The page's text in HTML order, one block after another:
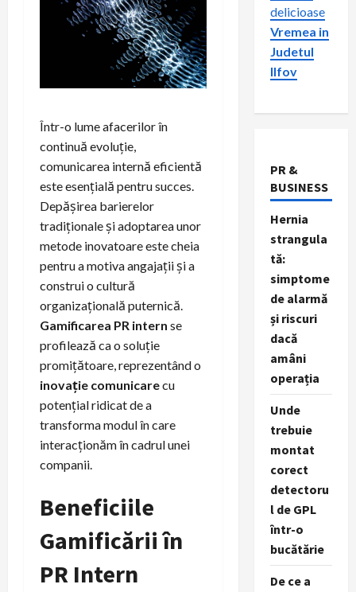
Într-o lume afacerilor în
continuă evoluție,
comunicarea internă eficientă
este esențială pentru succes.
Depășirea barierelor
tradiționale și adoptarea unor
metode inovatoare este cheia
pentru a motiva angajații și a
construi o cultură
organizațională puternică.
Gamificarea PR intern se
profilează ca o soluție
promițătoare, reprezentând o
inovație comunicarecu
potențial ridicat de a
transforma modul în care
interacționăm în cadrul unei
companii.
Beneficiile
Gamificării în
PR Intern
delicioase
Vremea in
Judetul
Ilfov
PR &
BUSINESS
Hernia
strangula
tă:
simptome
de alarmă
și riscuri
dacă
amâni
operația
Unde
trebuie
montat
corect
detectoru
l de GPL
într-o
bucătărie
De ce a